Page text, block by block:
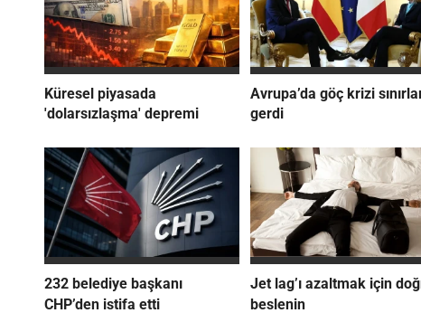
Küresel piyasada
'dolarsızlaşma' depremi
Avrupa’da göç krizi
gerdi
232 belediye başkanı
CHP’den istifa etti
Jet lag’ı azaltmak için
beslenin